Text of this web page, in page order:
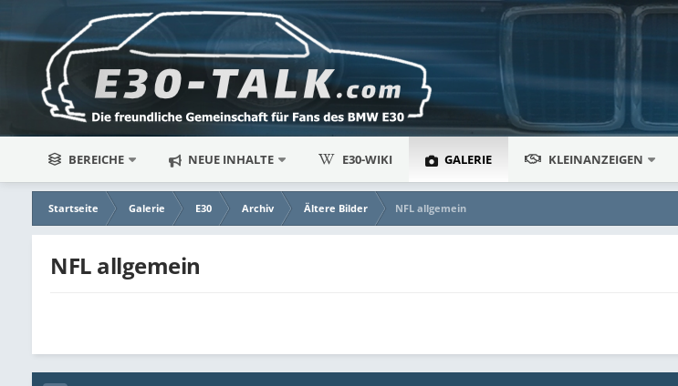
BEREICHE NEUE INHALTE E30-WIKI GALERIE KLEINANZEIGEN
Startseite Galerie E30 Archiv Ältere Bilder NFL allgemein
NFL allgemein